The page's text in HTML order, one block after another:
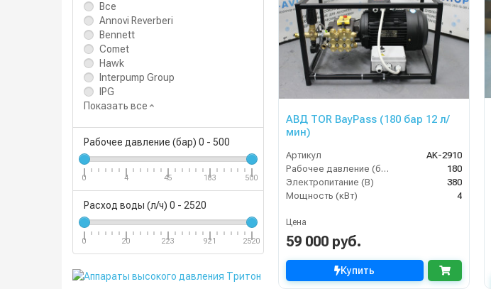
Все
Annovi Reverberi
Bennett
Comet
Hawk
Interpump Group
IPG
Показать все
Рабочее давление (бар) 0 - 500
0 4 45 183 500
Расход воды (л/ч) 0 - 2520
0 20 223 921 2520
АВД TOR BayPass (180 бар 12 л/
мин)
Артикул
AK-2910
Рабочее давление (бар)
180
Электропитание (В)
380
Мощность (кВт)
4
Цена
59 000 руб.
Купить